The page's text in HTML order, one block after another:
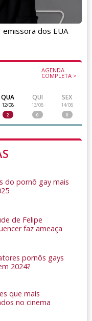
AGENDA
COMPLETA >
QUA
12/08
2
QUI
13/08
0
SEX
14/08
0
do pornô gay mais
de Felipe
faz ameaça
pornôs gays
2024?
que mais
no cinema
dos EUA